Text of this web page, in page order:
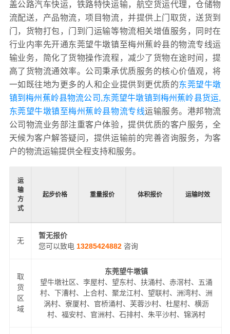
盖公路汽车快运，铁路特快运输，航空货运代理，仓储物
流配送，产品物流，项目物流，并提供上门取货，送货到
门，货物打包，门到门运输等物流相关增值服务，同时在
行业内率先开通东莞望牛墩镇至梅州蕉岭县的物流专线运
输业务，简化了货物操作流程，减少了货物在途时间，提
高了货物流通效率。公司秉承优质服务的核心价值观，将
一如既往地为更多的人和企业提供到更优质的东莞望牛墩
镇到梅州蕉岭县物流公司,东莞望牛墩镇到梅州蕉岭县货运,
东莞望牛墩镇至梅州蕉岭县物流专线运输服务。港邦物流
公司物流业务部注重客户体验，提供优质的客户服务，全
天候为客户解答疑问，提供运输前的完善咨询服务，为客
户的物流运输提供全程支持和服务。
运
输
方
式
起步价格 重量报价 体积报价 运输时效
无
暂无报价
您可以致电 13285424882 咨询
取
货
区
域
东莞望牛墩镇
望牛墩社区、李屋村、望东村、扶涌村、赤滘村、五涌
村、下漕村、上合村、聚龙江村、望联村、洲湾村、洲
涡村、寮厦村、官桥涌村、芙蓉沙村、杜屋村、横沥
村、福安村、官洲村、石排村、朱平沙村、锦涡村